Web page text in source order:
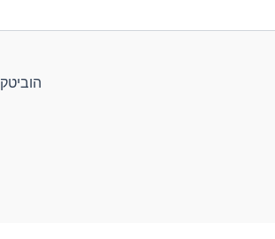
Copyright © 2026 הוביטק | Powered by הוביטק